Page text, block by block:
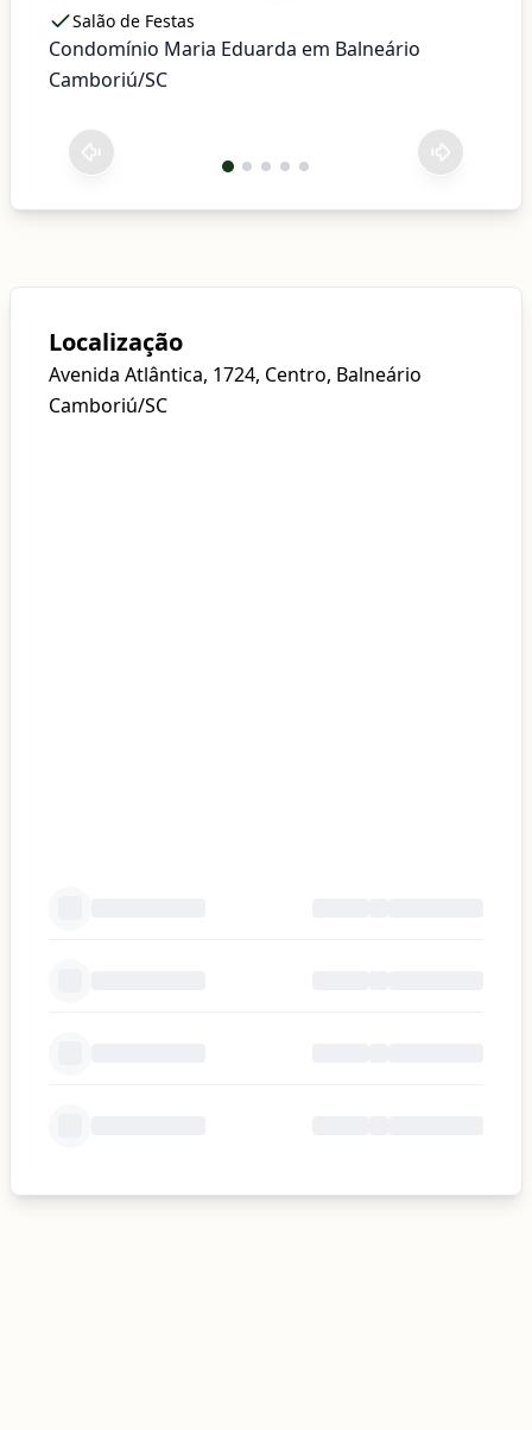
Salão de Festas
Condomínio Maria Eduarda em Balneário
Camboriú/SC
Localização
Avenida Atlântica, 1724, Centro, Balneário
Camboriú/SC